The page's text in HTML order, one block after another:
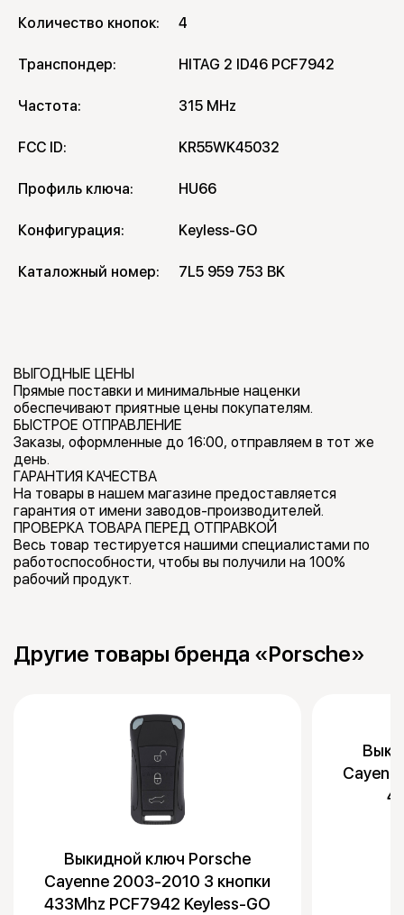
Количество кнопок: 4
Транспондер: HITAG 2 ID46 PCF7942
Частота: 315 MHz
FCC ID: KR55WK45032
Профиль ключа: HU66
Конфигурация: Keyless-GO
Каталожный номер: 7L5 959 753 BK
ВЫГОДНЫЕ ЦЕНЫ
Прямые поставки и минимальные наценки
обеспечивают приятные цены покупателям.
БЫСТРОЕ ОТПРАВЛЕНИЕ
Заказы, оформленные до 16:00, отправляем в тот же
день.
ГАРАНТИЯ КАЧЕСТВА
На товары в нашем магазине предоставляется
гарантия от имени заводов-производителей.
ПРОВЕРКА ТОВАРА ПЕРЕД ОТПРАВКОЙ
Весь товар тестируется нашими специалистами по
работоспособности, чтобы вы получили на 100%
рабочий продукт.
Другие товары бренда «Porsche»
Выкидной ключ Porsche
Cayenne 2003-2010 3 кнопки
433Mhz PCF7942 Keyless-GO